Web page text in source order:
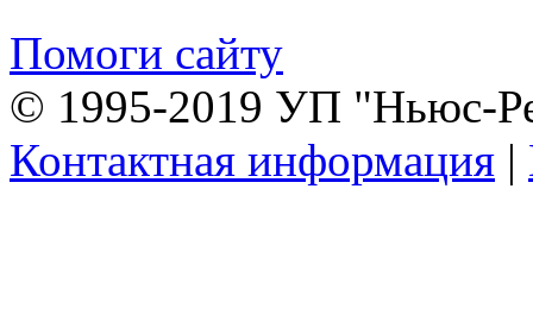
Помоги сайту
© 1995-2019 УП "Ньюс-
Контактная информация |